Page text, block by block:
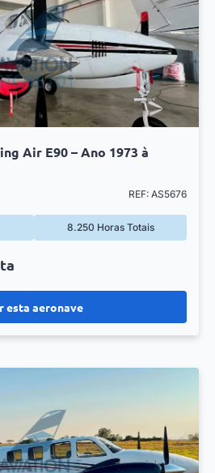
Air E90 – Ano 1973 à
REF: AS5676
8.250 Horas Totais
esta aeronave